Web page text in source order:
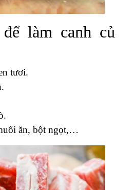
làm canh củ
tươi.
ăn, bột ngọt,…